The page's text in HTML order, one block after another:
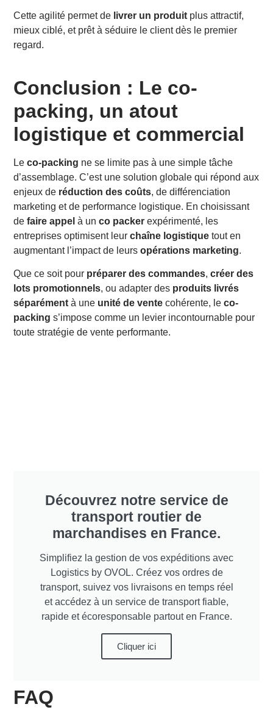
Cette agilité permet de livrer un produit plus attractif,
mieux ciblé, et prêt à séduire le client dès le premier
regard.
Conclusion : Le co-
packing, un atout
logistique et commercial
Leco-packing ne se limite pas à une simple tâche
d’assemblage. C’est une solution globale qui répond aux
enjeux de réduction des coûts, de différenciation
marketing et de performance logistique. En choisissant
defaire appel à unco packer expérimenté, les
entreprises optimisent leurchaîne logistique tout en
augmentant l’impact de leursopérations marketing.
Que ce soit pour préparer des commandes,créer des
lots promotionnels, ou adapter des produits livrés
séparément à une unité de vente cohérente, leco-
packing s’impose comme un levier incontournable pour
toute stratégie de vente performante.
Découvrez notre service de
transport routier de
marchandises en France.
Simplifiez la gestion de vos expéditions avec
Logistics by OVOL. Créez vos ordres de
transport, suivez vos livraisons en temps réel
et accédez à un service de transport fiable,
rapide et écoresponsable partout en France.
Cliquer ici
FAQ